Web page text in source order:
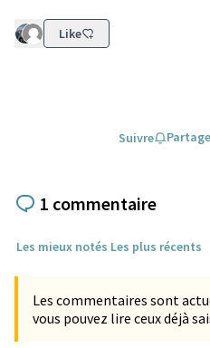
Like
Suivre
1 commentaire
Les mieux notés Les plus récents
Les commentaires sont
vous pouvez lire ceux déjà